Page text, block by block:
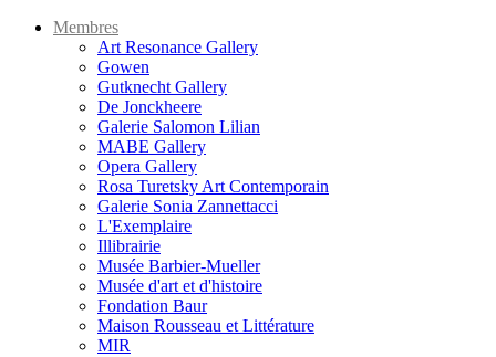
Membres
Art Resonance Gallery
Gowen
Gutknecht Gallery
De Jonckheere
Galerie Salomon Lilian
MABE Gallery
Opera Gallery
Rosa Turetsky Art Contemporain
Galerie Sonia Zannettacci
L'Exemplaire
Illibrairie
Musée Barbier-Mueller
Musée d'art et d'histoire
Fondation Baur
Maison Rousseau et Littérature
MIR